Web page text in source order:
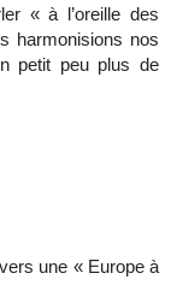
« à l’oreille des
harmonisions nos
petit peu plus de
une « Europe à